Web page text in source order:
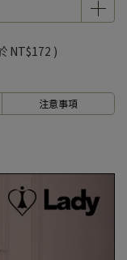
NT$172 )
注意事項